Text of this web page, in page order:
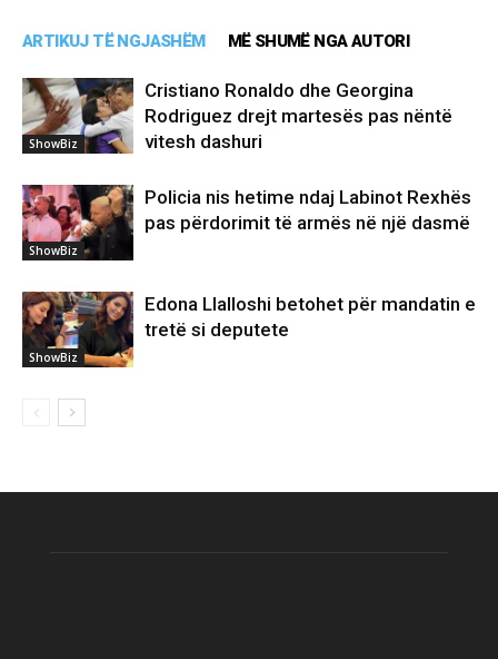
ARTIKUJ TË NGJASHËM MË SHUMË NGA AUTORI
ShowBiz
Cristiano Ronaldo dhe Georgina
Rodriguez drejt martesës pas nëntë
vitesh dashuri
ShowBiz
Policia nis hetime ndaj Labinot Rexhës
pas përdorimit të armës në një dasmë
ShowBiz
Edona Llalloshi betohet për mandatin e
tretë si deputete